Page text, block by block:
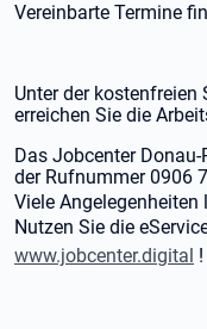
Vereinbarte Termine
Unter der
erreichen Sie die
Das Jobcenter
der Rufnummer 0906
Viele
Nutzen Sie die
www.jobcenter.digital !